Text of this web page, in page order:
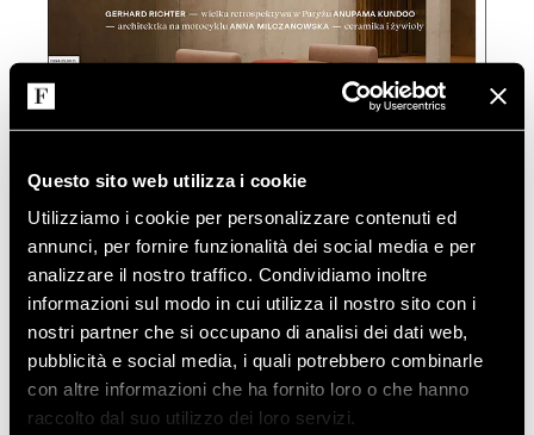
Questo sito web utilizza i cookie
Utilizziamo i cookie per personalizzare contenuti ed
annunci, per fornire funzionalità dei social media e per
analizzare il nostro traffico. Condividiamo inoltre
informazioni sul modo in cui utilizza il nostro sito con i
nostri partner che si occupano di analisi dei dati web,
pubblicità e social media, i quali potrebbero combinarle
con altre informazioni che ha fornito loro o che hanno
raccolto dal suo utilizzo dei loro servizi.